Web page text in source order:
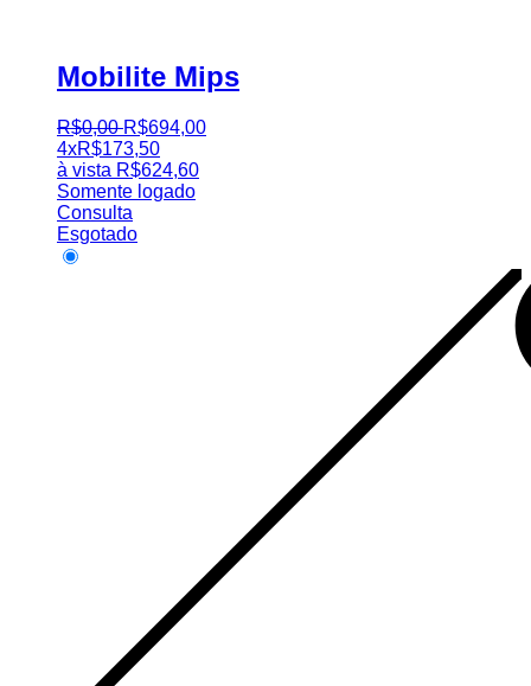
Mobilite Mips
R$0,00 R$694,00
4xR$173,50
à vista R$624,60
Somente logado
Consulta
Esgotado